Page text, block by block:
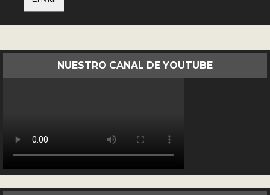
NUESTRO CANAL DE YOUTUBE